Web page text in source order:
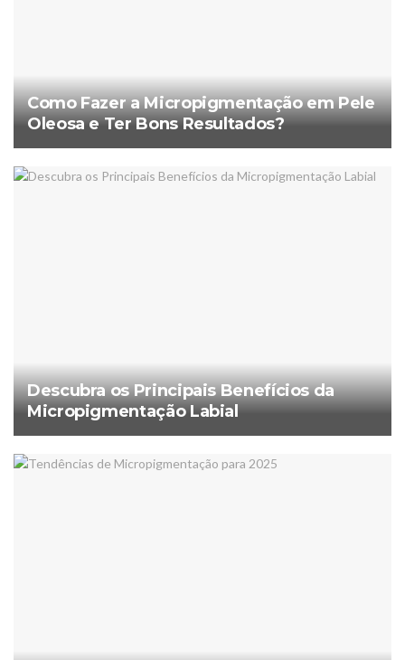
Como Fazer a Micropigmentação em Pele
Oleosa e Ter Bons Resultados?
Descubra os Principais Benefícios da
Micropigmentação Labial